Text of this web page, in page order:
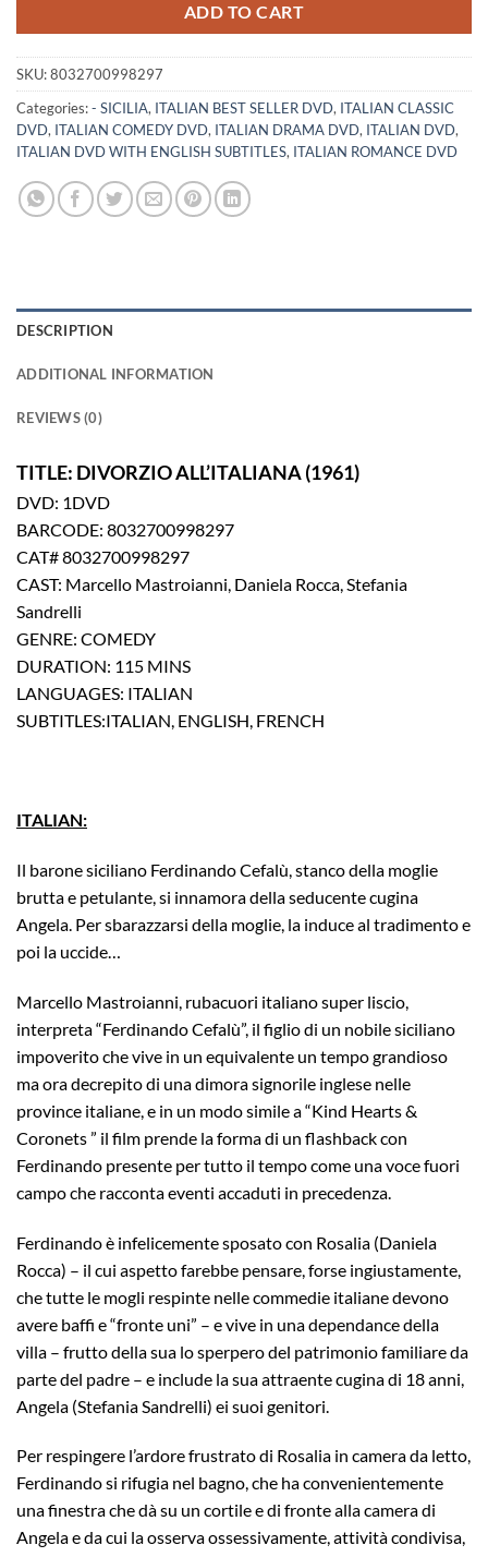
ADD TO CART
SKU:8032700998297
Categories:- SICILIA, ITALIAN BEST SELLER DVD, ITALIAN CLASSIC
DVD, ITALIAN COMEDY DVD, ITALIAN DRAMA DVD, ITALIAN DVD,
ITALIAN DVD WITH ENGLISH SUBTITLES, ITALIAN ROMANCE DVD
DESCRIPTION
ADDITIONAL INFORMATION
REVIEWS (0)
TITLE: DIVORZIO ALL’ITALIANA (1961)
DVD: 1DVD
BARCODE: 8032700998297
CAT# 8032700998297
CAST: Marcello Mastroianni, Daniela Rocca, Stefania
Sandrelli
GENRE: COMEDY
DURATION: 115 MINS
LANGUAGES: ITALIAN
SUBTITLES:ITALIAN, ENGLISH, FRENCH
ITALIAN:
Il barone siciliano Ferdinando Cefalù, stanco della moglie
brutta e petulante, si innamora della seducente cugina
Angela. Per sbarazzarsi della moglie, la induce al tradimento e
poi la uccide…
Marcello Mastroianni, rubacuori italiano super liscio,
interpreta “Ferdinando Cefalù”, il figlio di un nobile siciliano
impoverito che vive in un equivalente un tempo grandioso
ma ora decrepito di una dimora signorile inglese nelle
province italiane, e in un modo simile a “Kind Hearts &
Coronets ” il film prende la forma di un flashback con
Ferdinando presente per tutto il tempo come una voce fuori
campo che racconta eventi accaduti in precedenza.
Ferdinando è infelicemente sposato con Rosalia (Daniela
Rocca) – il cui aspetto farebbe pensare, forse ingiustamente,
che tutte le mogli respinte nelle commedie italiane devono
avere baffi e “fronte uni” – e vive in una dependance della
villa – frutto della sua lo sperpero del patrimonio familiare da
parte del padre – e include la sua attraente cugina di 18 anni,
Angela (Stefania Sandrelli) ei suoi genitori.
Per respingere l’ardore frustrato di Rosalia in camera da letto,
Ferdinando si rifugia nel bagno, che ha convenientemente
una finestra che dà su un cortile e di fronte alla camera di
Angela e da cui la osserva ossessivamente, attività condivisa,